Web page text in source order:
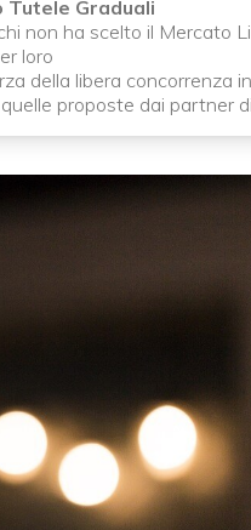
Tutele Graduali
non ha scelto il Mercato
loro
della libera concorrenza
proposte dai partner di